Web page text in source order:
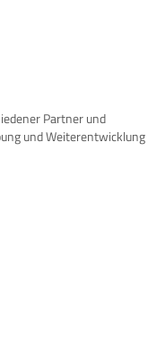
Partner und
und Weiterentwicklung